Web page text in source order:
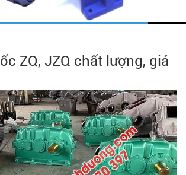
ZQ, JZQ chất lượng, giá